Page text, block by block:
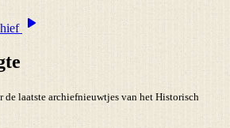
de laatste archiefnieuwtjes van het Historisch